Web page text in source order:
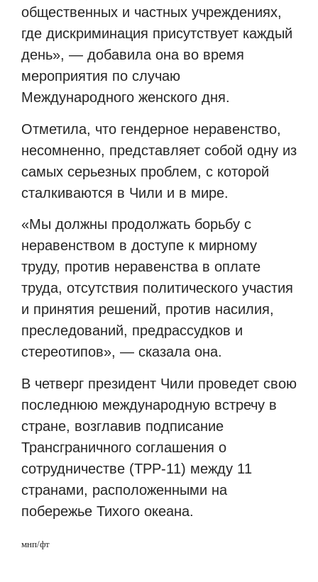
общественных и частных учреждениях,
где дискриминация присутствует каждый
день», — добавила она во время
мероприятия по случаю
Международного женского дня.
Отметила, что гендерное неравенство,
несомненно, представляет собой одну из
самых серьезных проблем, с которой
сталкиваются в Чили и в мире.
«Мы должны продолжать борьбу с
неравенством в доступе к мирному
труду, против неравенства в оплате
труда, отсутствия политического участия
и принятия решений, против насилия,
преследований, предрассудков и
стереотипов», — сказала она.
В четверг президент Чили проведет свою
последнюю международную встречу в
стране, возглавив подписание
Трансграничного соглашения о
сотрудничестве (TPP-11) между 11
странами, расположенными на
побережье Тихого океана.
мнп/фт